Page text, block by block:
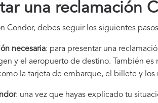
una reclamación
Condor, debes seguir los siguientes
necesaria: para presentar una
y el aeropuerto de destino. También
la tarjeta de embarque, el billete y
: una vez que hayas explicado tu